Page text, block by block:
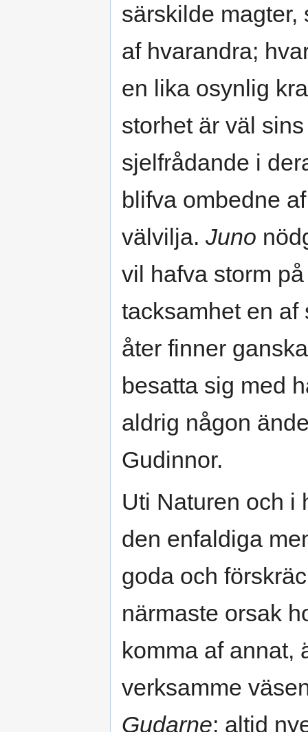
särskilde
af hvarandra;
en lika osynlig
storhet är väl
sjelfrådande i
blifva ombedne
välvilja. Juno
vil hafva storm
tacksamhet en
åter finner
besatta sig med
aldrig någon
Gudinnor.
Uti Naturen och i
den enfaldiga
goda och
närmaste orsak
komma af annat,
verksamme
Gudarne; altid